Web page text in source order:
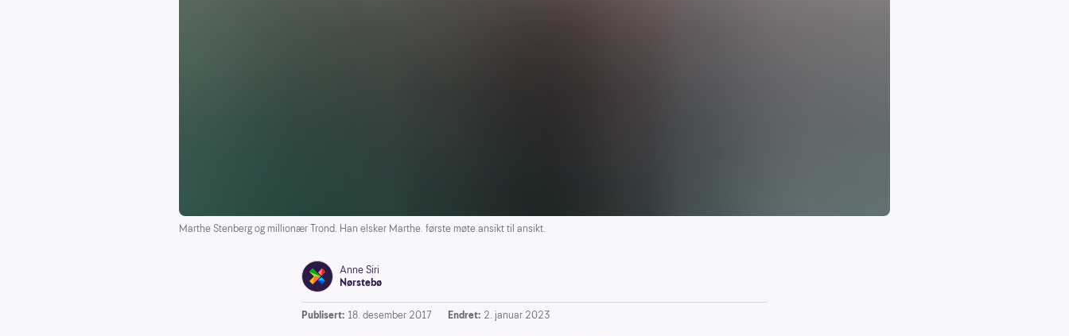
Marthe Stenberg og millionær Trond. Han elsker Marthe. første møte ansikt til ansikt.
Anne Siri
Nørstebø
Publisert: 18. desember 2017 Endret: 2. januar 2023